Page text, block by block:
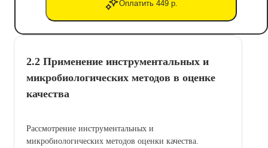
Оплатить 449 р.
2.2 Применение инструментальных и
микробиологических методов в оценке
качества
Рассмотрение инструментальных и
микробиологических методов оценки качества.